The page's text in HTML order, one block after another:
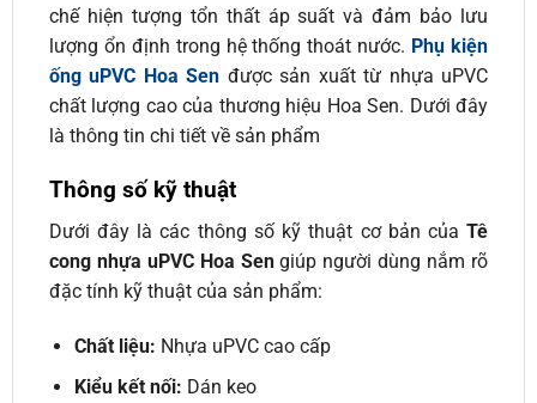
chế hiện tượng tổn thất áp suất và đảm bảo lưu
lượng ổn định trong hệ thống thoát nước. Phụ kiện
ống uPVC Hoa Sen được sản xuất từ nhựa uPVC
chất lượng cao của thương hiệu Hoa Sen. Dưới đây
là thông tin chi tiết về sản phẩm
Thông số kỹ thuật
Dưới đây là các thông số kỹ thuật cơ bản củaTê
cong nhựa uPVC Hoa Sengiúp người dùng nắm rõ
đặc tính kỹ thuật của sản phẩm:
Chất liệu: Nhựa uPVC cao cấp
Kiểu kết nối: Dán keo